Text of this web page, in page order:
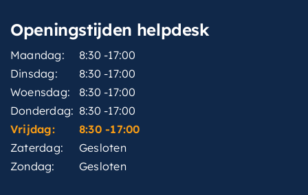
Openingstijden helpdesk
Maandag:
8:30 -17:00
Dinsdag:
8:30 -17:00
Woensdag:
8:30 -17:00
Donderdag: 8:30 -17:00
Vrijdag:
8:30 -17:00
Zaterdag:
Gesloten
Zondag:
Gesloten